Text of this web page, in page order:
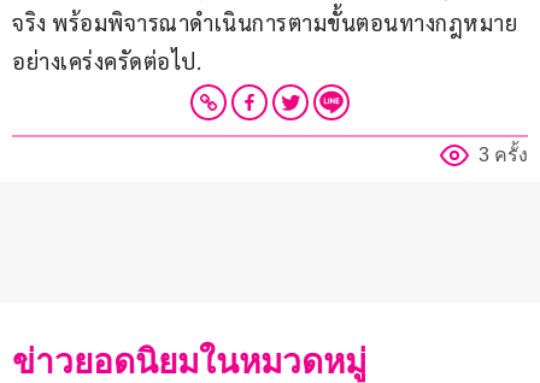
จริง พร้อมพิจารณาดำเนินการตามขั้นตอนทางกฎหมาย
อย่างเคร่งครัดต่อไป.
3 ครั้ง
ข่าวยอดนิยมในหมวดหมู่